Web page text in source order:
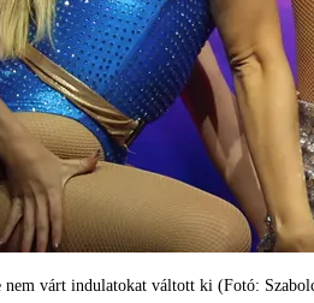
nem várt indulatokat váltott ki (Fotó: